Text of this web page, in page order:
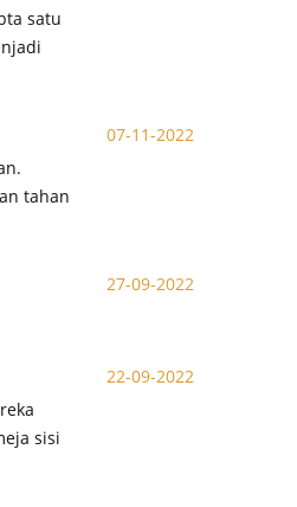
satu
tahan
07-11-2022
27-09-2022
sisi
22-09-2022